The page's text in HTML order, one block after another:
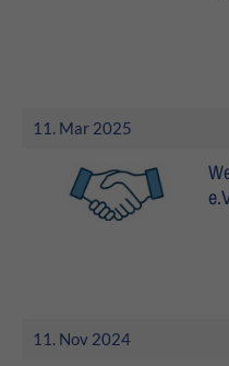
11. Mar 2025
11. Nov 2024